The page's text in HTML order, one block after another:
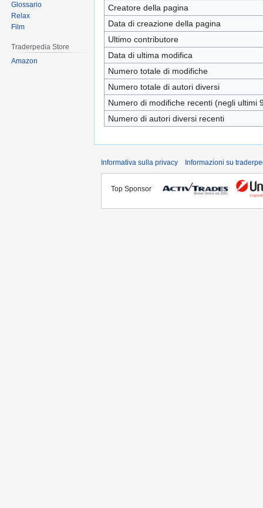
Creatore della pagina
Data di creazione della pagina
Ultimo contributore
Data di ultima modifica
Numero totale di modifiche
Numero totale di autori diversi
Numero di modifiche recenti (negli ultimi
Numero di autori diversi recenti
Glossario
Relax
Film
Traderpedia Store
Amazon
Informativa sulla privacy Informazioni su
Top Sponsor